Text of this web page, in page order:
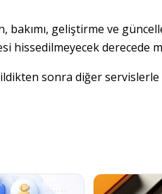
geliştirme ve
hissedilmeyecek derecede
sonra diğer servislerle